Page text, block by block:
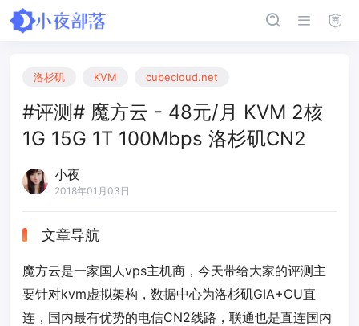
洛杉矶 KVM cubecloud.net
#评测# 魔方云 - 48元/月 KVM 2核
1G 15G 1T 100Mbps 洛杉矶CN2
小夜
2018年01月03日
文章导航
魔方云是一家国人vps主机商，今天带给大家的评测主
要针对kvm虚拟架构，数据中心为洛杉矶GIA+CU直
连，国内最有优势的电信CN2线路，联通也是直连国内